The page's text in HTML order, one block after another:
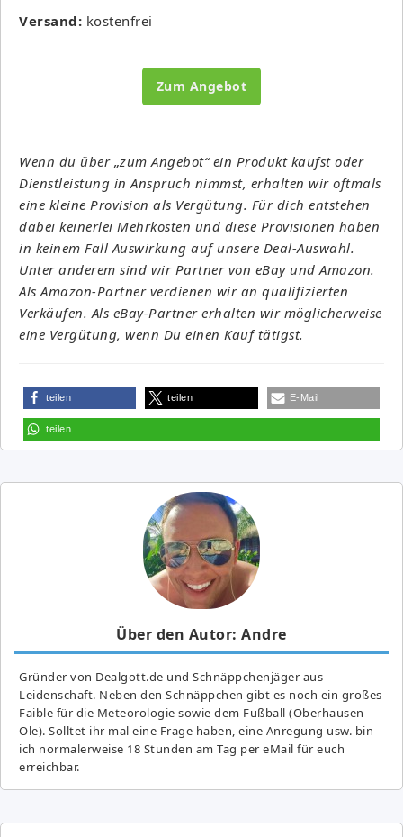
Versand: kostenfrei
Zum Angebot
Wenn du über „zum Angebot“ ein Produkt kaufst oder
Dienstleistung in Anspruch nimmst, erhalten wir oftmals
eine kleine Provision als Vergütung. Für dich entstehen
dabei keinerlei Mehrkosten und diese Provisionen haben
in keinem Fall Auswirkung auf unsere Deal-Auswahl.
Unter anderem sind wir Partner von eBay und Amazon.
Als Amazon-Partner verdienen wir an qualifizierten
Verkäufen. Als eBay-Partner erhalten wir möglicherweise
eine Vergütung, wenn Du einen Kauf tätigst.
teilen teilen E-Mail
teilen
Über den Autor: Andre
Gründer von Dealgott.de und Schnäppchenjäger aus
Leidenschaft. Neben den Schnäppchen gibt es noch ein großes
Fai­ble für die Meteorologie sowie dem Fußball (Oberhausen
Ole). Solltet ihr mal eine Frage haben, eine Anregung usw. bin
ich normalerweise 18 Stunden am Tag per eMail für euch
erreichbar.